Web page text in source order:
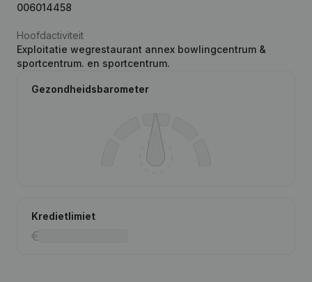
006014458
Hoofdactiviteit
Exploitatie wegrestaurant annex bowlingcentrum &
sportcentrum. en sportcentrum.
Gezondheidsbarometer
Kredietlimiet